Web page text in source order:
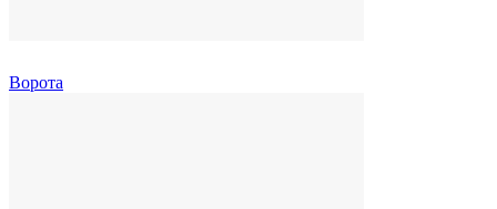
Ворота